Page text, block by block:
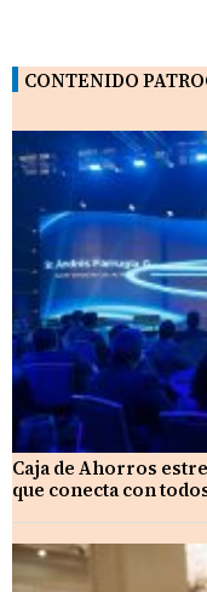
CONTENIDO
Caja de Ahorros
que conecta con